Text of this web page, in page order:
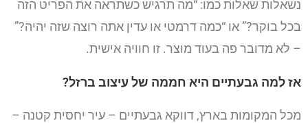
נשאלות שאלות כמו: “מה תרגיש כשתראה את הפריט הזה
בכל בוקר?” או “כמה דרמטי או עדין אתה רוצה שזה יהיה?”
– לא מדובר פה בעוד מוצר. זו חוויה אישית.
אז למה גבעתיים היא חממה של עיצוב ברזל?
מכל המקומות בארץ, דווקא גבעתיים – עיר יחסית קטנה –